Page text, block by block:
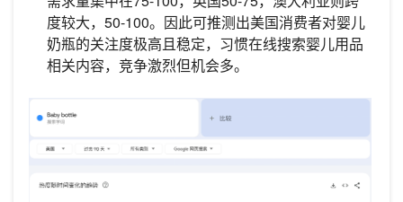
度较大，50-100。因此可推测出美国消费者对婴儿
奶瓶的关注度极高且稳定，习惯在线搜索婴儿用品
相关内容，竞争激烈但机会多。